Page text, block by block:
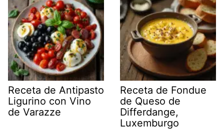
Receta de Antipasto
Ligurino con Vino
de Varazze
Receta de Fondue
de Queso de
Differdange,
Luxemburgo